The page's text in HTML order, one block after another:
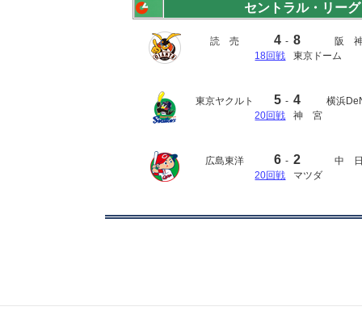
セントラル・リーグ
読 売 4 - 8
阪
18回戦
東京ドーム
東京ヤクルト 5 - 4
横浜
20回戦
神 宮
広島東洋 6 - 2
中
20回戦
マツダ